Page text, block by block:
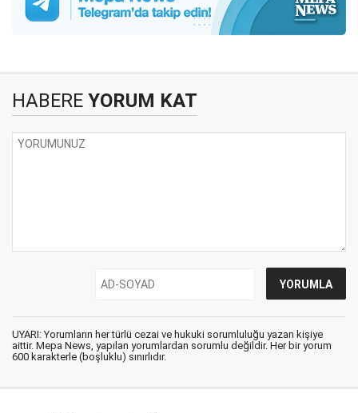
HABERE YORUM KAT
UYARI: Yorumların her türlü cezai ve hukuki sorumluluğu yazan kişiye
aittir. Mepa News, yapılan yorumlardan sorumlu değildir. Her bir yorum
600 karakterle (boşluklu) sınırlıdır.